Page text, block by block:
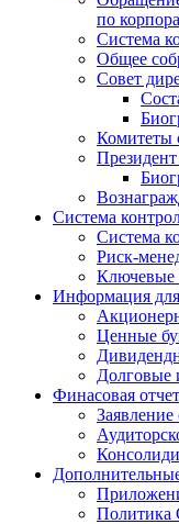
по
Система
Общее
Совет
Комитеты
Система
Система
Риск-
Ключевые
Информация
Ценные
Долговые
Финасовая
Заявление
Политика